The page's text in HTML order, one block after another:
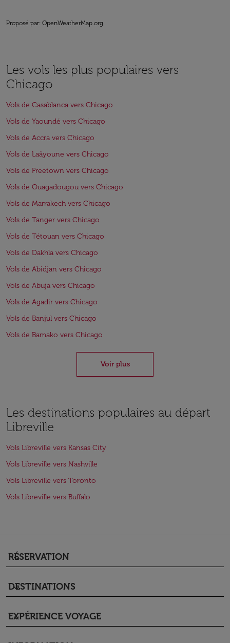
Proposé par: OpenWeatherMap.org
Les vols les plus populaires vers
Chicago
Vols de Casablanca vers Chicago
Vols de Yaoundé vers Chicago
Vols de Accra vers Chicago
Vols de Laâyoune vers Chicago
Vols de Freetown vers Chicago
Vols de Ouagadougou vers Chicago
Vols de Marrakech vers Chicago
Vols de Tanger vers Chicago
Vols de Tétouan vers Chicago
Vols de Dakhla vers Chicago
Vols de Abidjan vers Chicago
Vols de Abuja vers Chicago
Vols de Agadir vers Chicago
Vols de Banjul vers Chicago
Vols de Bamako vers Chicago
Voir plus
Les destinations populaires au départ
Libreville
Vols Libreville vers Kansas City
Vols Libreville vers Nashville
Vols Libreville vers Toronto
Vols Libreville vers Buffalo
RÉSERVATION
keyboard_arrow_down
DESTINATIONS
keyboard_arrow_down
EXPÉRIENCE VOYAGE
keyboard_arrow_down